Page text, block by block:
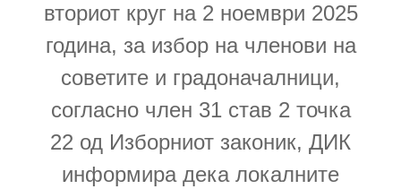
вториот круг на 2 ноември 2025
година, за избор на членови на
советите и градоначалници,
согласно член 31 став 2 точка
22 од Изборниот законик, ДИК
информира дека локалните